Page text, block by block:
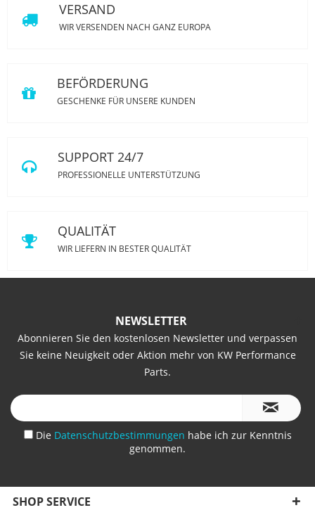
VERSAND
WIR VERSENDEN NACH GANZ EUROPA
BEFÖRDERUNG
GESCHENKE FÜR UNSERE KUNDEN
SUPPORT 24/7
PROFESSIONELLE UNTERSTÜTZUNG
QUALITÄT
WIR LIEFERN IN BESTER QUALITÄT
NEWSLETTER
Abonnieren Sie den kostenlosen Newsletter und verpassen
Sie keine Neuigkeit oder Aktion mehr von KW Performance
Parts.
Die Datenschutzbestimmungen habe ich zur Kenntnis
genommen.
SHOP SERVICE